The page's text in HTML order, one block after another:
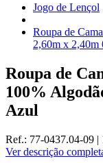
Jogo de Lençol
Roupa de
2,60m x 2,40m
Roupa de
100%
Azul
Ref.: 77-0437.04-09 |
Ver descrição